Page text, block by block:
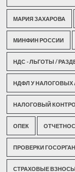
МАРИЯ ЗАХАРОВА
МИНФИН РОССИИ
НДС - ЛЬГОТЫ /
НДФЛ У НАЛОГОВЫХ
НАЛОГОВЫЙ
ОПЕК
ПРОВЕРКИ
СТРАХОВЫЕ ВЗНОСЫ